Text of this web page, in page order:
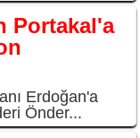
Portakal'a
Erdoğan'a
Önder...